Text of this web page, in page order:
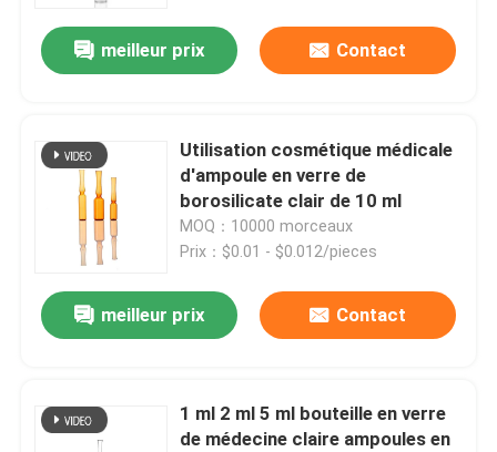
meilleur prix Contact
Utilisation cosmétique médicale
d'ampoule en verre de
borosilicate clair de 10 ml
MOQ：10000 morceaux
Prix：$0.01 - $0.012/pieces
meilleur prix Contact
1 ml 2 ml 5 ml bouteille en verre
de médecine claire ampoules en